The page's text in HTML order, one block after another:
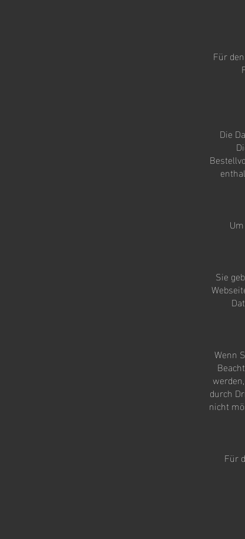
Für
Die
Sie
Wenn
durch
nicht
Für